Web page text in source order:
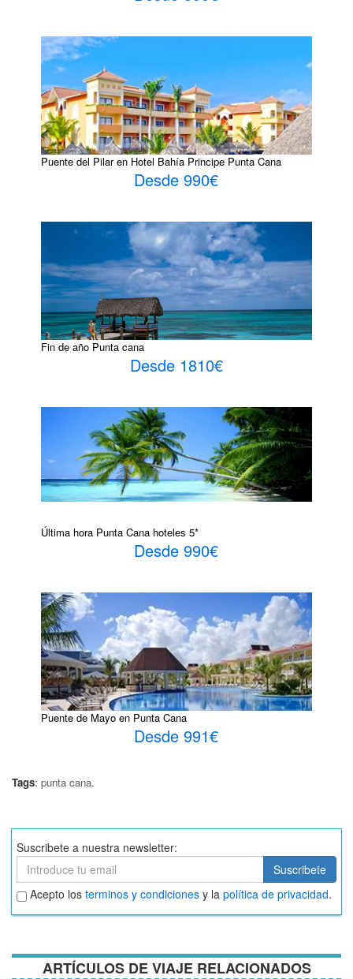
Puente del Pilar en Hotel Bahía Principe Punta Cana
Desde 990€
Fin de año Punta cana
Desde 1810€
Última hora Punta Cana hoteles 5*
Desde 990€
Puente de Mayo en Punta Cana
Desde 991€
Tags: punta cana.
Suscribete a nuestra newsletter:
Suscribete
Suscribete
Aceptar
términos
y
Acepto los terminos y condiciones y la política de privacidad.
ARTÍCULOS DE VIAJE RELACIONADOS